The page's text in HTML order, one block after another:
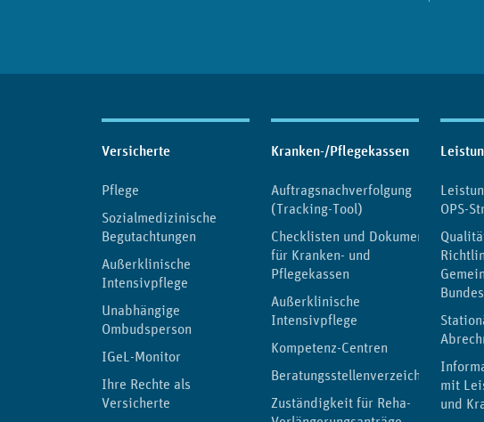
Inhaltsübersicht
Versicherte
Pflege
Sozialmedizinische
Begutachtungen
Außerklinische
Intensivpflege
Unabhängige
Ombudsperson
IGeL-Monitor
Ihre Rechte als
Versicherte
Kranken-/Pflegekassen
Auftragsnachverfolgung
(Tracking-Tool)
Checklisten und Dokumente
für Kranken- und
Pflegekassen
Außerklinische
Intensivpflege
Kompetenz-Centren
Beratungsstellenverzeichnis
Zuständigkeit für Reha-
OPS-
mit
und